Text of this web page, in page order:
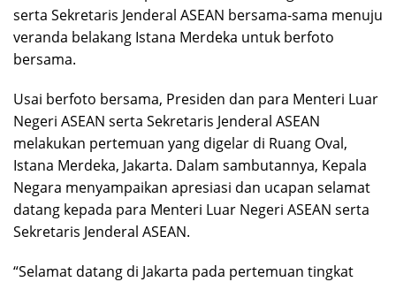
serta Sekretaris Jenderal ASEAN bersama-sama menuju
veranda belakang Istana Merdeka untuk berfoto
bersama.
Usai berfoto bersama, Presiden dan para Menteri Luar
Negeri ASEAN serta Sekretaris Jenderal ASEAN
melakukan pertemuan yang digelar di Ruang Oval,
Istana Merdeka, Jakarta. Dalam sambutannya, Kepala
Negara menyampaikan apresiasi dan ucapan selamat
datang kepada para Menteri Luar Negeri ASEAN serta
Sekretaris Jenderal ASEAN.
“Selamat datang di Jakarta pada pertemuan tingkat